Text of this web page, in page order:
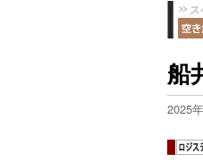
船
2025